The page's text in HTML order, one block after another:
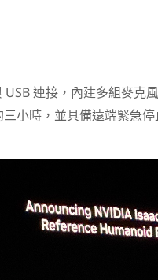
連接，內建多組麥克
小時，並具備遠端緊急